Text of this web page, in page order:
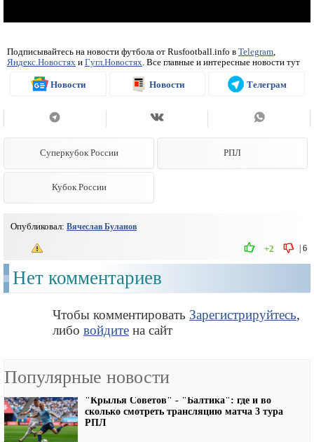
Подписывайтесь на новости футбола от Rusfootball.info в Telegram
Яндекс.Новостях и Гугл.Новостях . Все главные и интересные новости тут
Новости Новости Телеграм
Суперкубок России РПЛ
Кубок России
Опубликовал: Вячеслав Буланов
| 6
+2
Нет комментариев
Чтобы комментировать Зарегистрируйтесь,
либо войдите на сайт
Популярные новости
"Крылья Советов" - "Балтика": где и во
сколько смотреть трансляцию матча 3 тура
РПЛ